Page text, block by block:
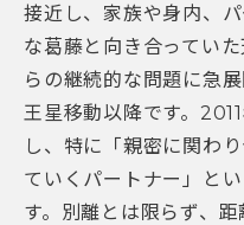
接近し、家族や身内、
な葛藤と向き合ってい
らの継続的な問題に急
王星移動以降です。
し、特に「親密に関わ
ていくパートナー」と
す。別離とは限らず、